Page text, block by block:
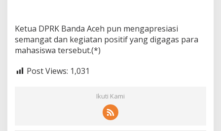
Ketua DPRK Banda Aceh pun mengapresiasi
semangat dan kegiatan positif yang digagas para
mahasiswa tersebut.(*)
Post Views: 1,031
Ikuti Kami